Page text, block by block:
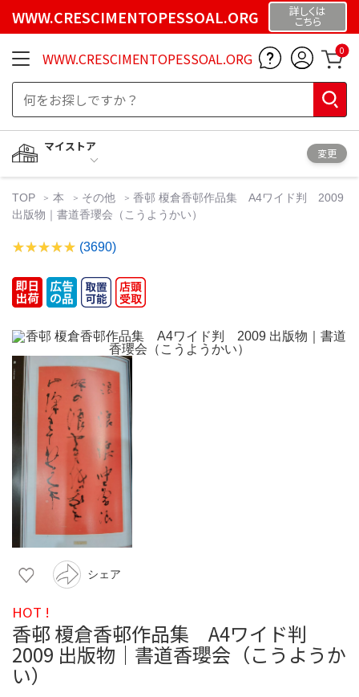
WWW.CRESCIMENTOPESSOAL.ORG 詳しくは
こちら
WWW.CRESCIMENTOPESSOAL.ORG 0
マイストア
変更
TOP 本 その他
香邨 榎倉香邨作品集 A4ワイド判 2009
出版物｜書道香瓔会（こうようかい）
(3690)
シェア
HOT !
香邨 榎倉香邨作品集 A4ワイド判
2009 出版物｜書道香瓔会（こうようか
い）